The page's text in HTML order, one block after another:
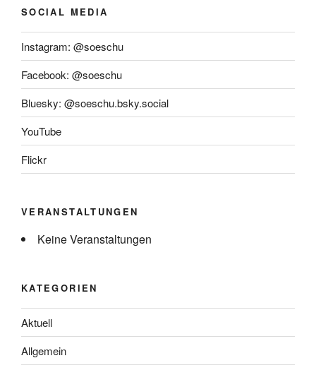
SOCIAL MEDIA
Instagram: @soeschu
Facebook: @soeschu
Bluesky: @soeschu.bsky.social
YouTube
Flickr
VERANSTALTUNGEN
Keine Veranstaltungen
KATEGORIEN
Aktuell
Allgemein